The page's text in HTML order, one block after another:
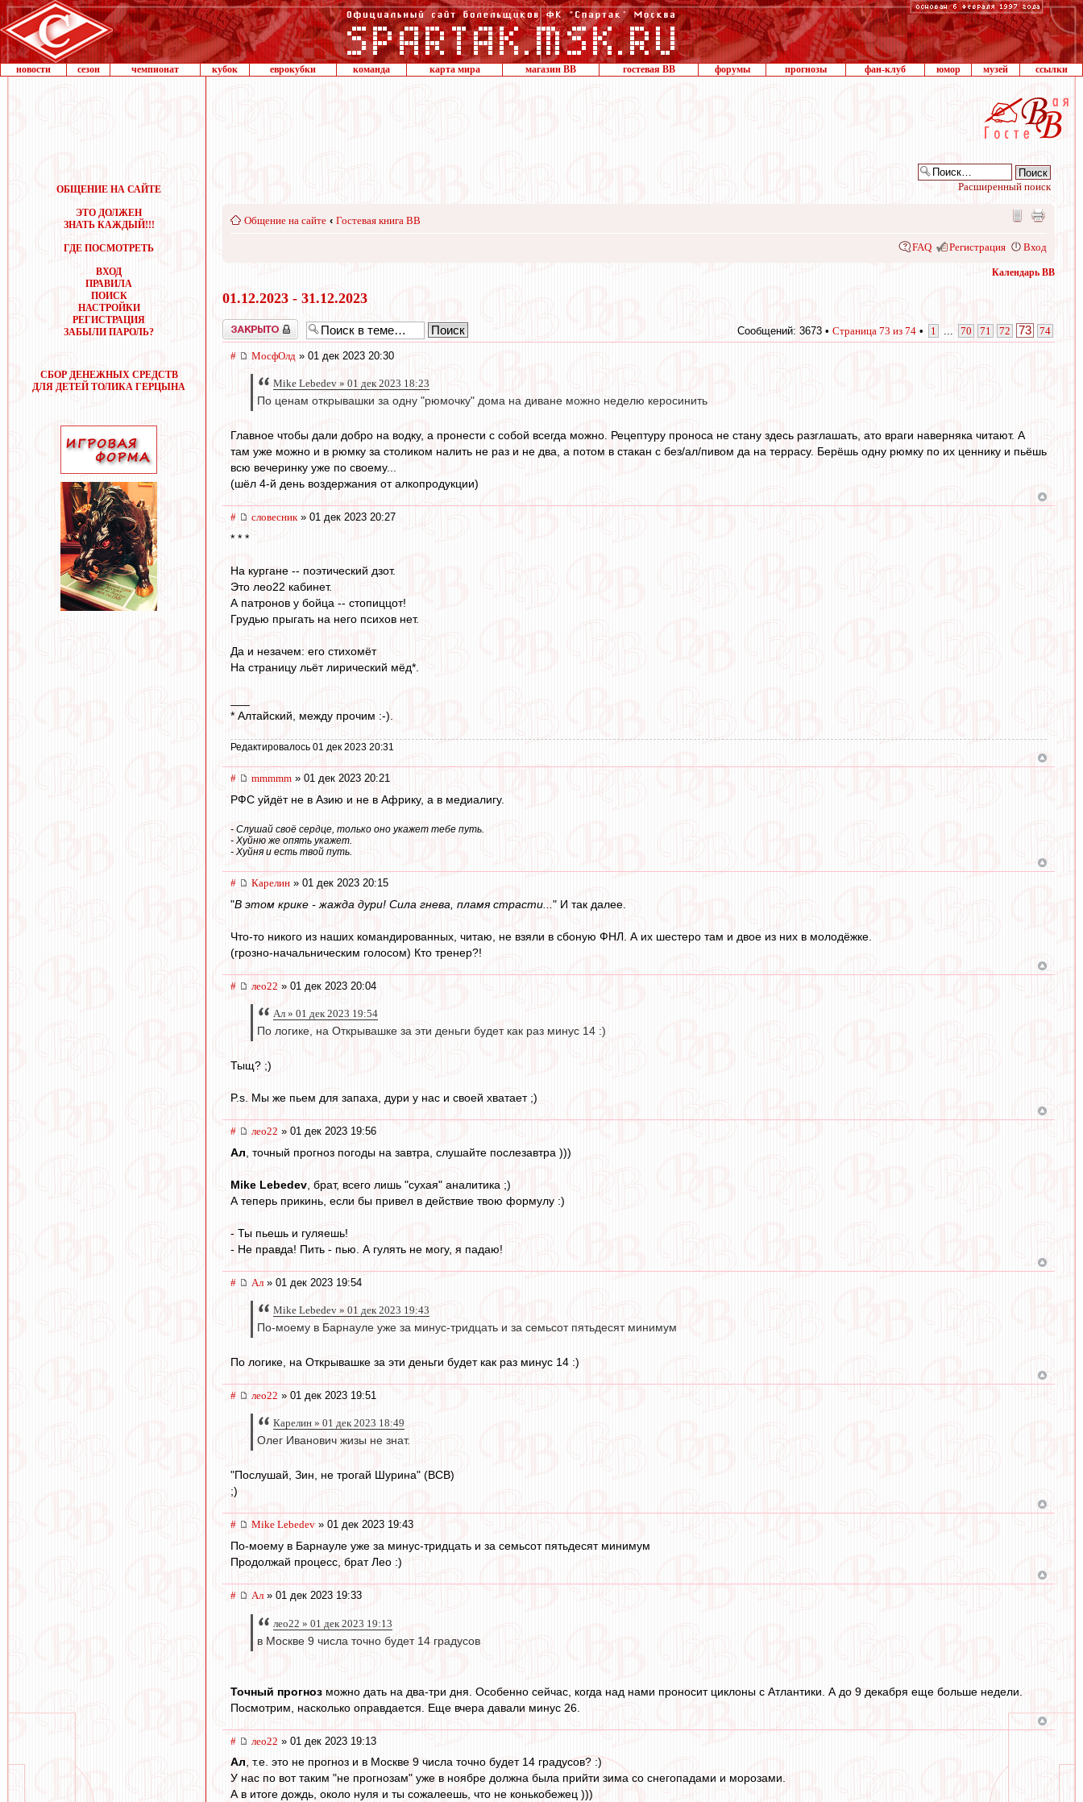
новости сезон чемпионат кубок еврокубки команда карта мира магазин ВВ гостевая ВВ форумы прогнозы фан-клуб юмор музей ссылки
ОБЩЕНИЕ НА САЙТЕ
ЭТО ДОЛЖЕН
ЗНАТЬ КАЖДЫЙ!!!
ГДЕ ПОСМОТРЕТЬ
ВХОД
ПРАВИЛА
ПОИСК
НАСТРОЙКИ
РЕГИСТРАЦИЯ
ЗАБЫЛИ ПАРОЛЬ?
СБОР ДЕНЕЖНЫХ СРЕДСТВ
ДЛЯ ДЕТЕЙ ТОЛИКА ГЕРЦЫНА
Расширенный поиск
Общение на сайте ‹ Гостевая книга ВВ
FAQ Регистрация Вход
Календарь ВВ
01.12.2023 - 31.12.2023
Закрыто Сообщений: 3673 • Страница 73 из 74 • 1 70 71 72 73 74
# МосфОлд » 01 дек 2023 20:30
Mike Lebedev » 01 дек 2023 18:23
По ценам открывашки за одну "рюмочку" дома на диване можно неделю керосинить
Главное чтобы дали добро на водку, а пронести с собой всегда можно. Рецептуру проноса не стану здесь разглашать, ато враги наверняка читают. А
там уже можно и в рюмку за столиком налить не раз и не два, а потом в стакан с без/ал/пивом да на террасу. Берёшь одну рюмку по их ценнику и пьёшь
всю вечеринку уже по своему...
(шёл 4-й день воздержания от алкопродукции)
# словесник» 01 дек 2023 20:27
* * *
На кургане -- поэтический дзот.
Это лео22 кабинет.
А патронов у бойца -- стопиццот!
Грудью прыгать на него психов нет.
Да и незачем: его стихомёт
На страницу льёт лирический мёд*.
* Алтайский, между прочим :-).
Редактировалось 01 дек 2023 20:31
# mmmmm » 01 дек 2023 20:21
РФС уйдёт не в Азию и не в Африку, а в медиалигу.
- Слушай своё сердце, только оно укажет тебе путь.
- Хуйню же опять укажет.
- Хуйня и есть твой путь.
# Карелин » 01 дек 2023 20:15
"В этом крике - жажда дури! Сила гнева, пламя страсти... " И так далее.
Что-то никого из наших командированных, читаю, не взяли в сбоную ФНЛ. А их шестеро там и двое из них в молодёжке.
(грозно-начальническим голосом) Кто тренер?!
# лео22 » 01 дек 2023 20:04
Ал » 01 дек 2023 19:54
По логике, на Открывашке за эти деньги будет как раз минус 14 :)
Тыщ? ;)
P.s. Мы же пьем для запаха, дури у нас и своей хватает ;)
# лео22 » 01 дек 2023 19:56
Ал , точный прогноз погоды на завтра, слушайте послезавтра )))
Mike Lebedev , брат, всего лишь "сухая" аналитика ;)
А теперь прикинь, если бы привел в действие твою формулу :)
- Ты пьешь и гуляешь!
- Не правда! Пить - пью. А гулять не могу, я падаю!
# Ал » 01 дек 2023 19:54
Mike Lebedev » 01 дек 2023 19:43
По-моему в Барнауле уже за минус-тридцать и за семьсот пятьдесят минимум
По логике, на Открывашке за эти деньги будет как раз минус 14 :)
# лео22 » 01 дек 2023 19:51
Карелин » 01 дек 2023 18:49
Олег Иванович жизы не знат.
"Послушай, Зин, не трогай Шурина" (ВСВ)
;)
# Mike Lebedev » 01 дек 2023 19:43
По-моему в Барнауле уже за минус-тридцать и за семьсот пятьдесят минимум
Продолжай процесс, брат Лео :)
# Ал » 01 дек 2023 19:33
лео22 » 01 дек 2023 19:13
в Москве 9 числа точно будет 14 градусов
Точный прогноз можно дать на два-три дня. Особенно сейчас, когда над нами проносит циклоны с Атлантики. А до 9 декабря еще больше недели.
Посмотрим, насколько оправдается. Еще вчера давали минус 26.
# лео22 » 01 дек 2023 19:13
Ал , т.е. это не прогноз и в Москве 9 числа точно будет 14 градусов? :)
У нас по вот таким "не прогнозам" уже в ноябре должна была прийти зима со снегопадами и морозами.
А в итоге дождь, около нуля и ты сожалеешь, что не конькобежец )))